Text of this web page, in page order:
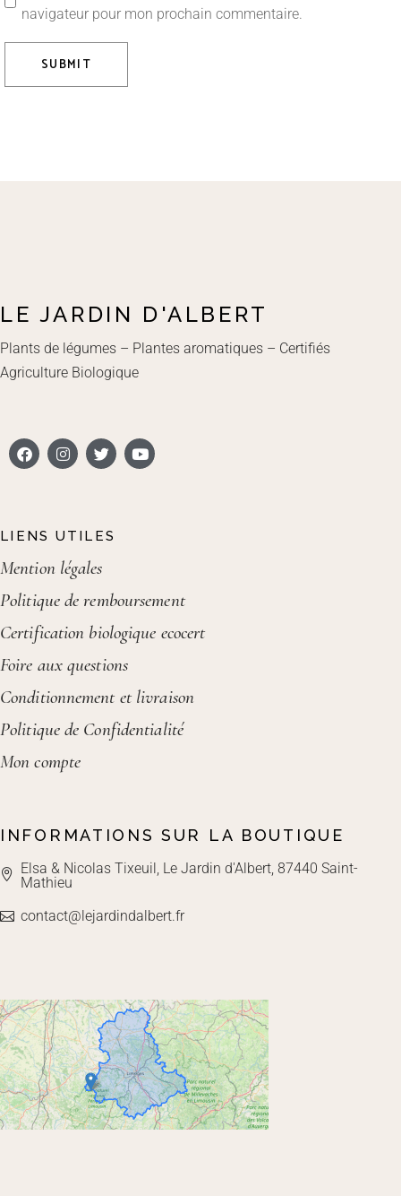
navigateur pour mon prochain commentaire.
SUBMIT
LE JARDIN D'ALBERT
Plants de légumes – Plantes aromatiques – Certifiés
Agriculture Biologique
LIENS UTILES
Mention légales
Politique de remboursement
Certification biologique ecocert
Foire aux questions
Conditionnement et livraison
Politique de Confidentialité
Mon compte
INFORMATIONS SUR LA BOUTIQUE
Elsa & Nicolas Tixeuil, Le Jardin d'Albert, 87440 Saint-
Mathieu
contact@lejardindalbert.fr